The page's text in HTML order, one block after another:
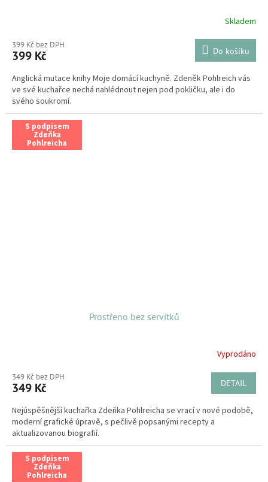
Skladem
399 Kč bez DPH
399 Kč Do košíku
Anglická mutace knihy Moje domácí kuchyně. Zdeněk Pohlreich vás
ve své kuchařce nechá nahlédnout nejen pod pokličku, ale i do
svého soukromí.
S podpisem
Zdeňka
Pohlreicha
Prostřeno bez servítků
Vyprodáno
349 Kč bez DPH
349 Kč DETAIL
Nejúspěšnější kuchařka Zdeňka Pohlreicha se vrací v nové podobě,
moderní grafické úpravě, s pečlivě popsanými recepty a
aktualizovanou biografií.
S podpisem
Zdeňka
Pohlreicha